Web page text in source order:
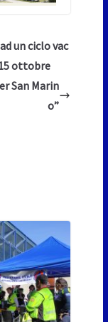
un ciclo vac
ottobre
San Marin
o”